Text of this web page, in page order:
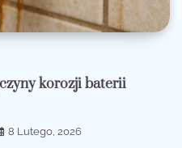
korozji baterii
8 Lutego, 2026